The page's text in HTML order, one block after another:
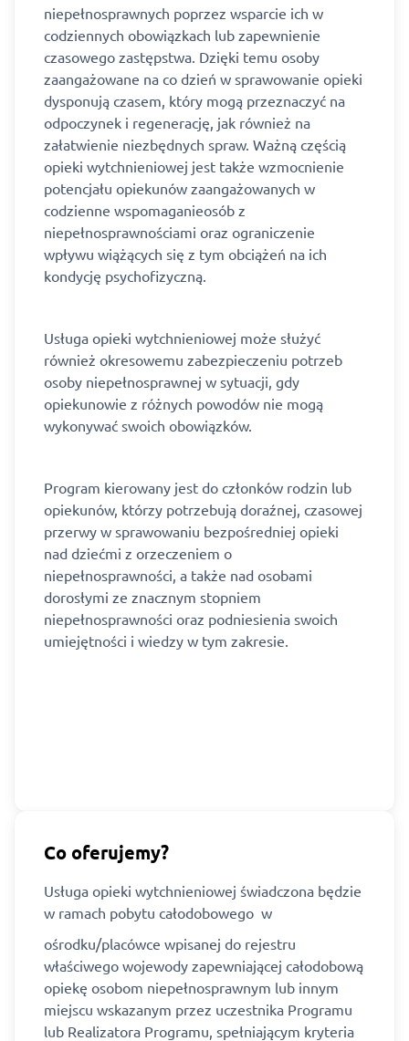
niepełnosprawnych poprzez wsparcie ich w
codziennych obowiązkach lub zapewnienie
czasowego zastępstwa. Dzięki temu osoby
zaangażowane na co dzień w sprawowanie opieki
dysponują czasem, który mogą przeznaczyć na
odpoczynek i regenerację, jak również na
załatwienie niezbędnych spraw. Ważną częścią
opieki wytchnieniowej jest także wzmocnienie
potencjału opiekunów zaangażowanych w
codzienne wspomaganieosób z
niepełnosprawnościami oraz ograniczenie
wpływu wiążących się z tym obciążeń na ich
kondycję psychofizyczną.
Usługa opieki wytchnieniowej może służyć
również okresowemu zabezpieczeniu potrzeb
osoby niepełnosprawnej w sytuacji, gdy
opiekunowie z różnych powodów nie mogą
wykonywać swoich obowiązków.
Program kierowany jest do członków rodzin lub
opiekunów, którzy potrzebują doraźnej, czasowej
przerwy w sprawowaniu bezpośredniej opieki
nad dziećmi z orzeczeniem o
niepełnosprawności, a także nad osobami
dorosłymi ze znacznym stopniem
niepełnosprawności oraz podniesienia swoich
umiejętności i wiedzy w tym zakresie.
Co oferujemy?
Usługa opieki wytchnieniowej świadczona będzie
w ramach pobytu całodobowego w
ośrodku/placówce wpisanej do rejestru
właściwego wojewody zapewniającej całodobową
opiekę osobom niepełnosprawnym lub innym
miejscu wskazanym przez uczestnika Programu
lub Realizatora Programu, spełniającym kryteria